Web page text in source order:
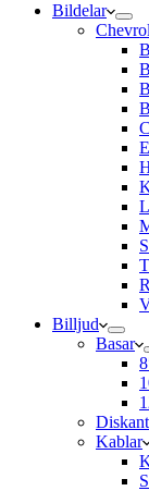
Bildelar
Billjud
Basar
Kablar